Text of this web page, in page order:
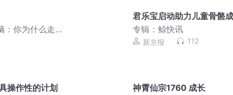
：你为什么走
剖析真相，重
君乐宝启动助力儿童骨骼
专辑：鲸快讯
新京报 112
操作性的计划
神霄仙宗1760 成长